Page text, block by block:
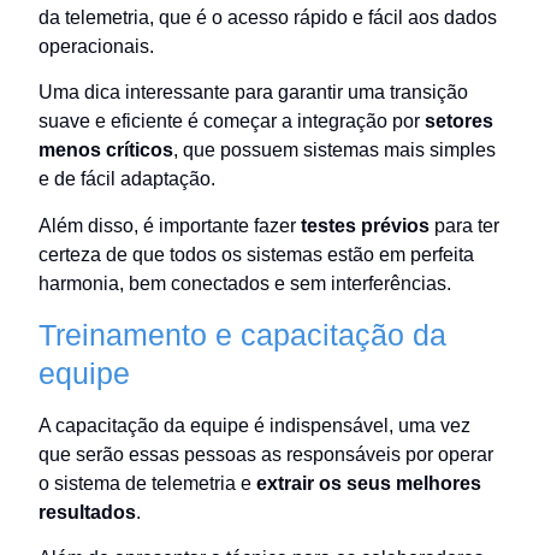
da telemetria, que é o acesso rápido e fácil aos dados
operacionais.
Uma dica interessante para garantir uma transição
suave e eficiente é começar a integração por setores
menos críticos, que possuem sistemas mais simples
e de fácil adaptação.
Além disso, é importante fazer testes prévios para ter
certeza de que todos os sistemas estão em perfeita
harmonia, bem conectados e sem interferências.
Treinamento e capacitação da
equipe
A capacitação da equipe é indispensável, uma vez
que serão essas pessoas as responsáveis por operar
o sistema de telemetria e extrair os seus melhores
resultados.